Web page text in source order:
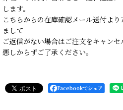
します。
こちらからの在庫確認メール送付よ
まして
ご返信がない場合はご注文をキャンセ
悪しからずご了承ください。
Facebookでシェア